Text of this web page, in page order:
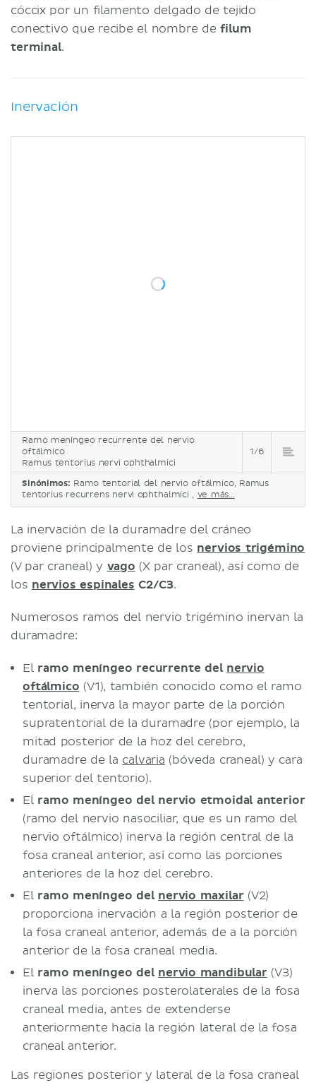
cóccix por un filamento delgado de tejido
conectivo que recibe el nombre defilum
terminal.
Inervación
Ramo meníngeo recurrente del nervio
oftálmico
Ramus tentorius nervi ophthalmici
1/6
Sinónimos: Ramo tentorial del nervio oftálmico, Ramus
tentorius recurrens nervi ophthalmici , ve más...
La inervación de la duramadre del cráneo
proviene principalmente de los nervios trigémino
(V par craneal) y vago (X par craneal), así como de
los nervios espinales C2/C3.
Numerosos ramos del nervio trigémino inervan la
duramadre:
El ramo meníngeo recurrente del nervio
oftálmico (V1), también conocido como el ramo
tentorial, inerva la mayor parte de la porción
supratentorial de la duramadre (por ejemplo, la
mitad posterior de la hoz del cerebro,
duramadre de la calvaria (bóveda craneal) y cara
superior del tentorio).
El ramo meníngeo del nervio etmoidal anterior
(ramo del nervio nasociliar, que es un ramo del
nervio oftálmico) inerva la región central de la
fosa craneal anterior, así como las porciones
anteriores de la hoz del cerebro.
El ramo meníngeo del nervio maxilar(V2)
proporciona inervación a la región posterior de
la fosa craneal anterior, además de a la porción
anterior de la fosa craneal media.
El ramo meníngeo del nervio mandibular(V3)
inerva las porciones posterolaterales de la fosa
craneal media, antes de extenderse
anteriormente hacia la región lateral de la fosa
craneal anterior.
Las regiones posterior y lateral de la fosa craneal